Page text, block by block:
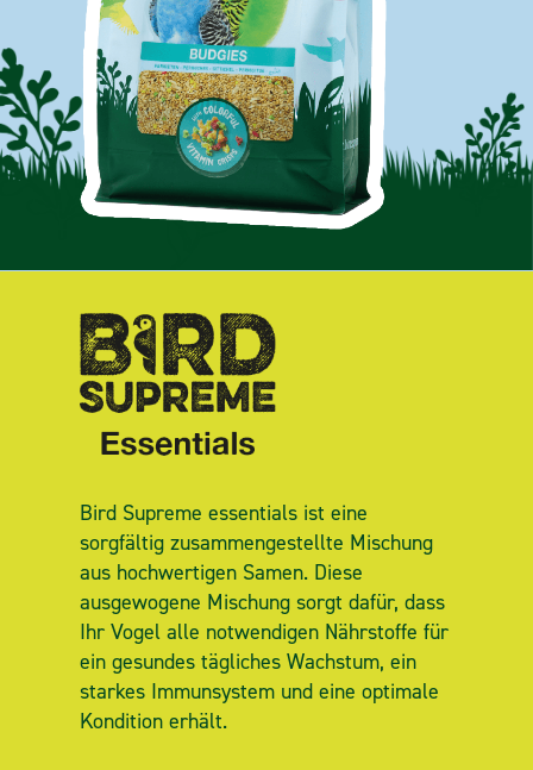
Bird Supreme essentials ist eine
sorgfältig zusammengestellte Mischung
aus hochwertigen Samen. Diese
ausgewogene Mischung sorgt dafür, dass
Ihr Vogel alle notwendigen Nährstoffe für
ein gesundes tägliches Wachstum, ein
starkes Immunsystem und eine optimale
Kondition erhält.